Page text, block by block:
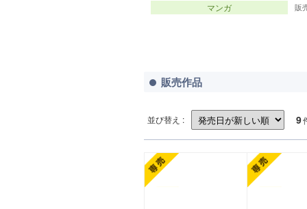
マンガ 販
販売作品
並び替え : 9